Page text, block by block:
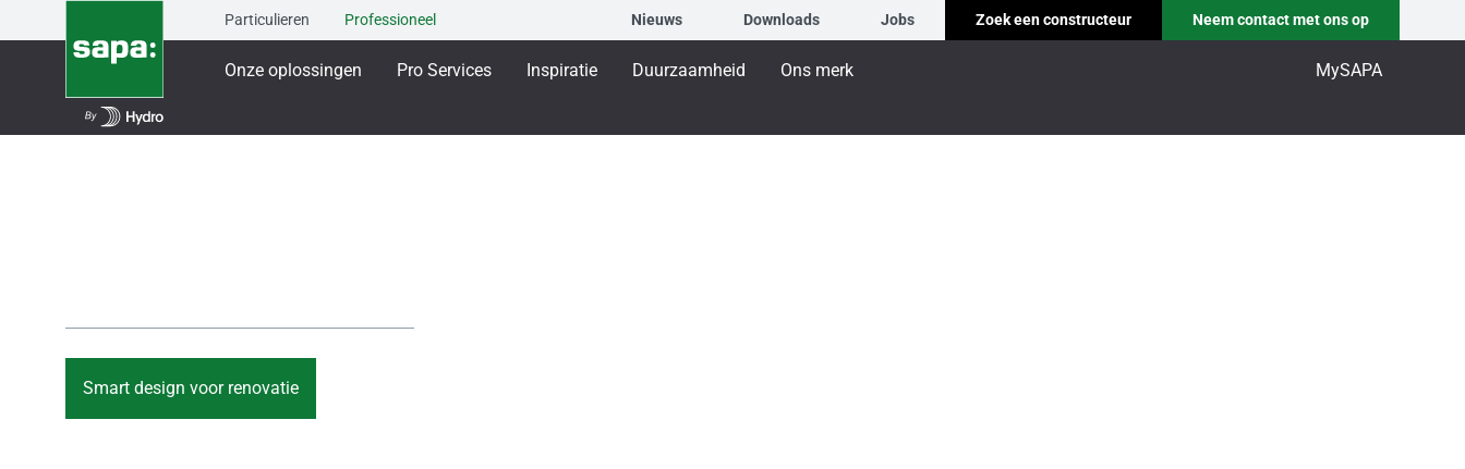
Particulieren Professioneel Nieuws Downloads Jobs Zoek een constructeur Neem contact met ons op
Onze oplossingen Pro Services Inspiratie Duurzaamheid Ons merk MySAPA
Smart design voor renovatie